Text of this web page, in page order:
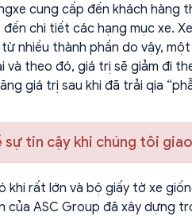
cung cấp đến khách
chi tiết các hạng mục xe.
nhiều thành phần do vậy,
và theo đó, giá trị sẽ giảm đi
giá trị sau khi đã trải qia
tin cậy khi chúng tôi
khi rất lớn và bộ giấy tờ xe
của ASC Group đã xây